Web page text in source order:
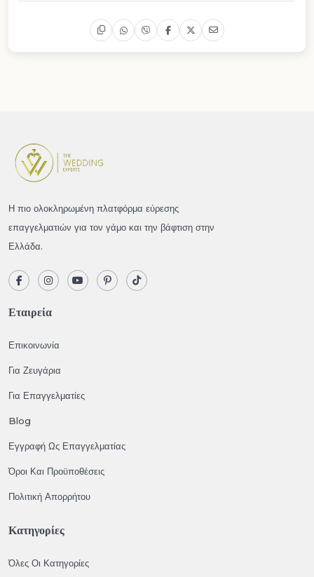
Η πιο ολοκληρωμένη πλατφόρμα εύρεσης
επαγγελματιών για τον γάμο και την βάφτιση στην
Ελλάδα.
Εταιρεία
Επικοινωνία
Για Ζευγάρια
Για Επαγγελματίες
Blog
Εγγραφή Ως Επαγγελματίας
Όροι Και Προϋποθέσεις
Πολιτική Απορρήτου
Κατηγορίες
Όλες Οι Κατηγορίες